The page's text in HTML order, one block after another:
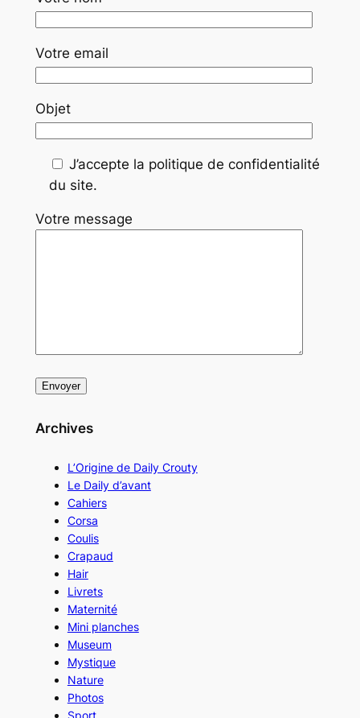
Votre email
Objet
J’accepte la politique de confidentialité
du site.
Votre message
Archives
L’Origine de Daily Crouty
Le Daily d’avant
Cahiers
Corsa
Coulis
Crapaud
Hair
Livrets
Maternité
Mini planches
Museum
Mystique
Nature
Photos